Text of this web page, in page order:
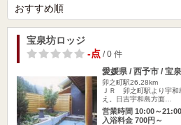
宝泉坊ロッジ
-点/ 0 件
愛媛県 / 西予市 / 宝
卯之町駅26.28km
ＪＲ 卯之町駅より宇和
え。日吉宇和島方面…
営業時間 10:00～21:00
入浴料金 700円～